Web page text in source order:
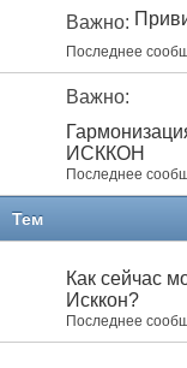
Важно:
Последнее
Важно:
ИСККОН
Последнее
Тем
Как сейчас
Исккон?
Последнее